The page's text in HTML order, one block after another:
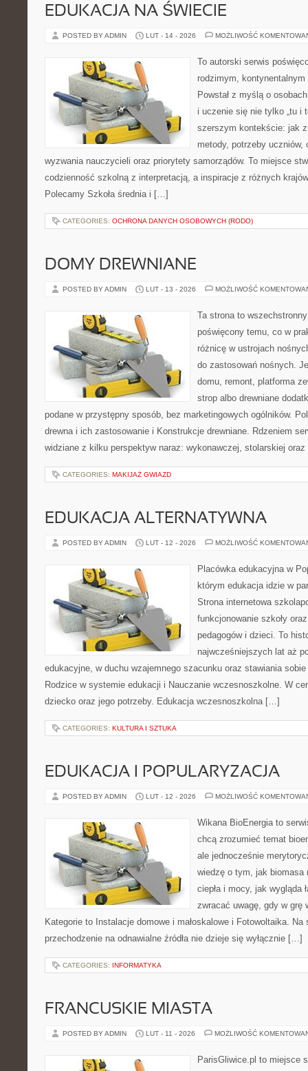
EDUKACJA NA ŚWIECIE
POSTED BY ADMIN LUT - 14 - 2026 MOŻLIWOŚĆ
To autorski serwis
rodzimym,
Powstał z myślą o
i uczenie się nie tylko „tu i
szerszym kontekście: jak
metody, potrzeby uczniów,
wyzwania nauczycieli oraz priorytety samorządów. To miejsce
codzienność szkolną z interpretacją, a inspiracje z różnych krajów
Polecamy Szkoła średnia i […]
CATEGORIES: OCHRONA DANYCH OSOBOWYCH (RODO)
DOMY DREWNIANE
POSTED BY ADMIN LUT - 13 - 2026 MOŻLIWOŚĆ
Ta strona to
poświęcony temu, co w
różnicę w ustrojach
do zastosowań nośnych.
domu, remont, platforma
strop albo drewniane
podane w przystępny sposób, bez marketingowych ogólników.
drewna i ich zastosowanie i Konstrukcje drewniane. Rdzeniem
widziane z kilku perspektyw naraz: wykonawczej, stolarskiej
CATEGORIES: MAKIJAŻ GWIAZD
EDUKACJA ALTERNATYWNA
POSTED BY ADMIN LUT - 12 - 2026 MOŻLIWOŚĆ
Placówka edukacyjna w
którym edukacja idzie w
Strona internetowa
funkcjonowanie szkoły
pedagogów i dzieci. To
najwcześniejszych lat aż
edukacyjne, w duchu wzajemnego szacunku oraz stawiania
Rodzice w systemie edukacji i Nauczanie wczesnoszkolne. W
dziecko oraz jego potrzeby. Edukacja wczesnoszkolna […]
CATEGORIES: KULTURA I SZTUKA
EDUKACJA I POPULARYZACJA
POSTED BY ADMIN LUT - 12 - 2026 MOŻLIWOŚĆ
Wikana BioEnergia to
chcą zrozumieć temat
ale jednocześnie
wiedzę o tym, jak biomasa
ciepła i mocy, jak wygląda
zwracać uwagę, gdy w grę
Kategorie to Instalacje domowe i małoskalowe i Fotowoltaika.
przechodzenie na odnawialne źródła nie dzieje się wyłącznie […]
CATEGORIES: INFORMATYKA
FRANCUSKIE MIASTA
POSTED BY ADMIN LUT - 11 - 2026 MOŻLIWOŚĆ
ParisGliwice.pl to miejsce